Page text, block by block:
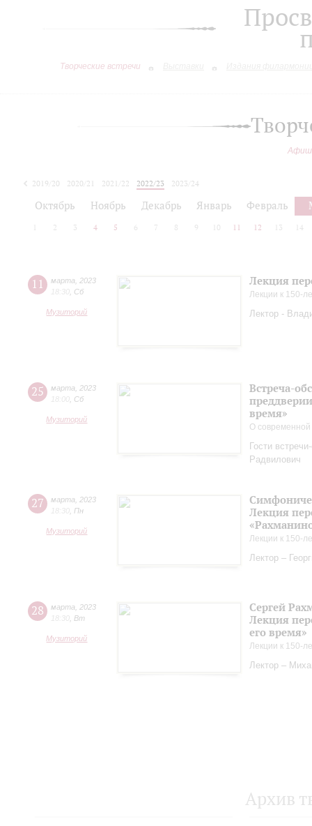
Творческие встречи
2019/20 2020/21 2021/22 2022/23
2023/24
Октябрь Ноябрь Декабрь Январь Февраль
2 3 4 5 6 7 8 9 10 11 12 13 14
11 марта
2023
18:30 Сб
Музиторий
Лекция
Лекции к 150-
Лектор -
25 марта
2023
18:00 Сб
Музиторий
Встреча-
время»
О
Гости
Радвилович
27 марта
2023
18:30 Пн
Музиторий
Лекция
Лекции к 150-
Лектор –
28 марта
2023
18:30 Вт
Музиторий
Сергей
Лекция
его время»
Лекции к 150-
Лектор –
Архив